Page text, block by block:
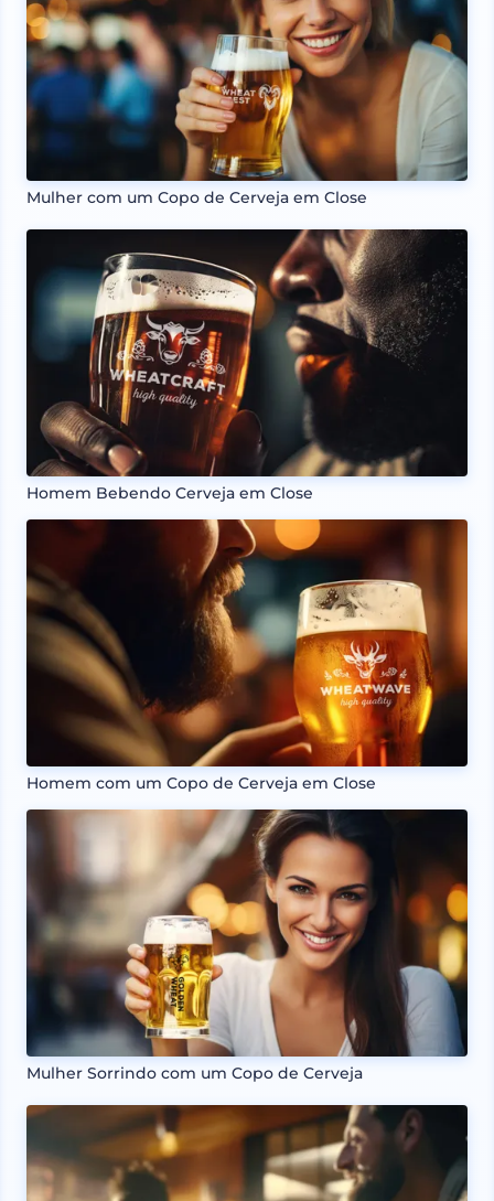
Mulher com um Copo de Cerveja em Close
Homem Bebendo Cerveja em Close
Homem com um Copo de Cerveja em Close
Mulher Sorrindo com um Copo de Cerveja